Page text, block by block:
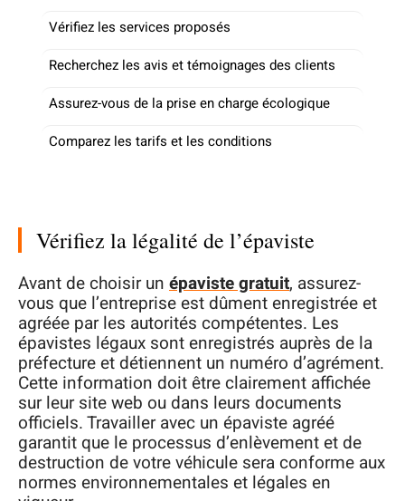
Vérifiez les services proposés
Recherchez les avis et témoignages des clients
Assurez-vous de la prise en charge écologique
Comparez les tarifs et les conditions
Vérifiez la légalité de l’épaviste
Avant de choisir un épaviste gratuit, assurez-
vous que l’entreprise est dûment enregistrée et
agréée par les autorités compétentes. Les
épavistes légaux sont enregistrés auprès de la
préfecture et détiennent un numéro d’agrément.
Cette information doit être clairement affichée
sur leur site web ou dans leurs documents
officiels. Travailler avec un épaviste agréé
garantit que le processus d’enlèvement et de
destruction de votre véhicule sera conforme aux
normes environnementales et légales en